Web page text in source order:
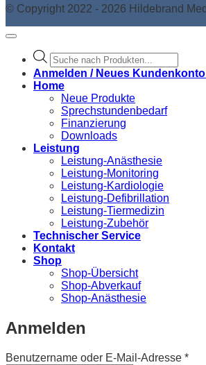
© Copyright 2022 - 2026 Hildebrand
Products
search
Anmelden / Neues
Home
Neue Produkte
Sprechstundenbedarf
Finanzierung
Downloads
Leistung
Leistung-Anästhesie
Leistung-Monitoring
Leistung-Kardiologie
Leistung-Defibrillation
Leistung-Tiermedizin
Leistung-Zubehör
Technischer Service
Kontakt
Shop
Shop-Übersicht
Shop-Abverkauf
Shop-Anästhesie
Anmelden
Benutzername oder E-Mail-Adresse *